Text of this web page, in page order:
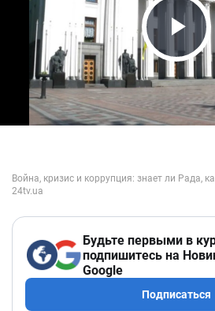
Play
Будьте первыми в
подпишитесь на
Google
Подписаться